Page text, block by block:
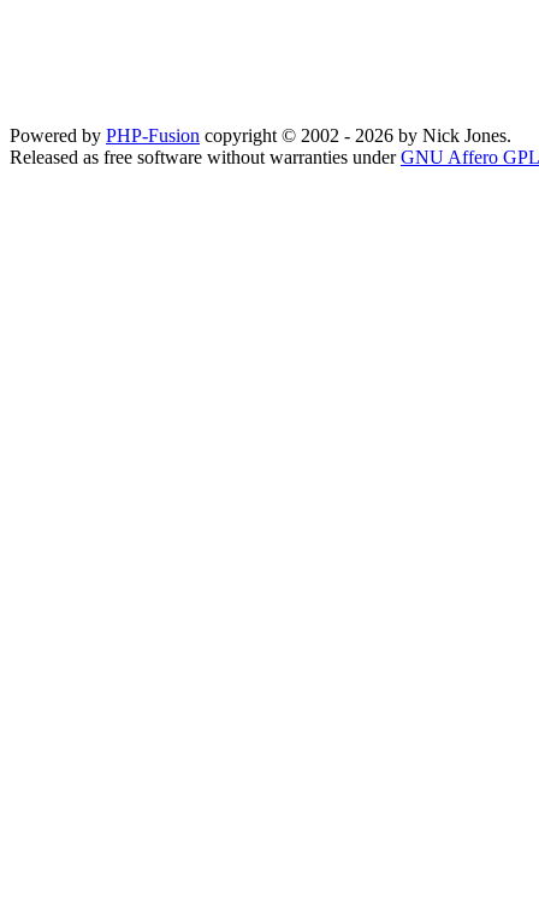
Powered by PHP-Fusion copyright © 2002 - 2026 by Nick Jones.
Released as free software without warranties underGNU Affero GPL